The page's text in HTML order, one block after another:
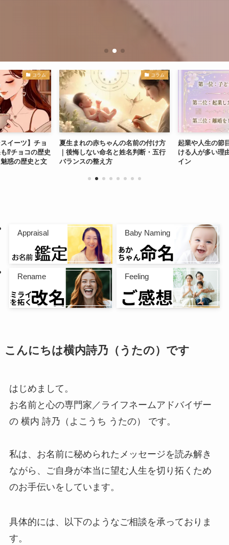
コラム
イーツ】チョ
⁉チョコの歴史
惑の歴史と文
コラム
夏生まれの赤ちゃんの名前の付け方
｜後悔しない命名と姓名判断・五行
バランスの整え方
起業や人生の節
ける人が多い理
イン
Appraisal Baby Naming
Rename Feeling
こんにちは横内詩乃（うたの）です
はじめまして。
お名前と心の専門家／ライフネームアドバイザー
の 横内 詩乃（よこうち うたの） です。
私は、お名前に秘められたメッセージを読み解き
ながら、ご自身が本当に望む人生を切り拓くため
のお手伝いをしています。
具体的には、以下のようなご相談を承っておりま
す。